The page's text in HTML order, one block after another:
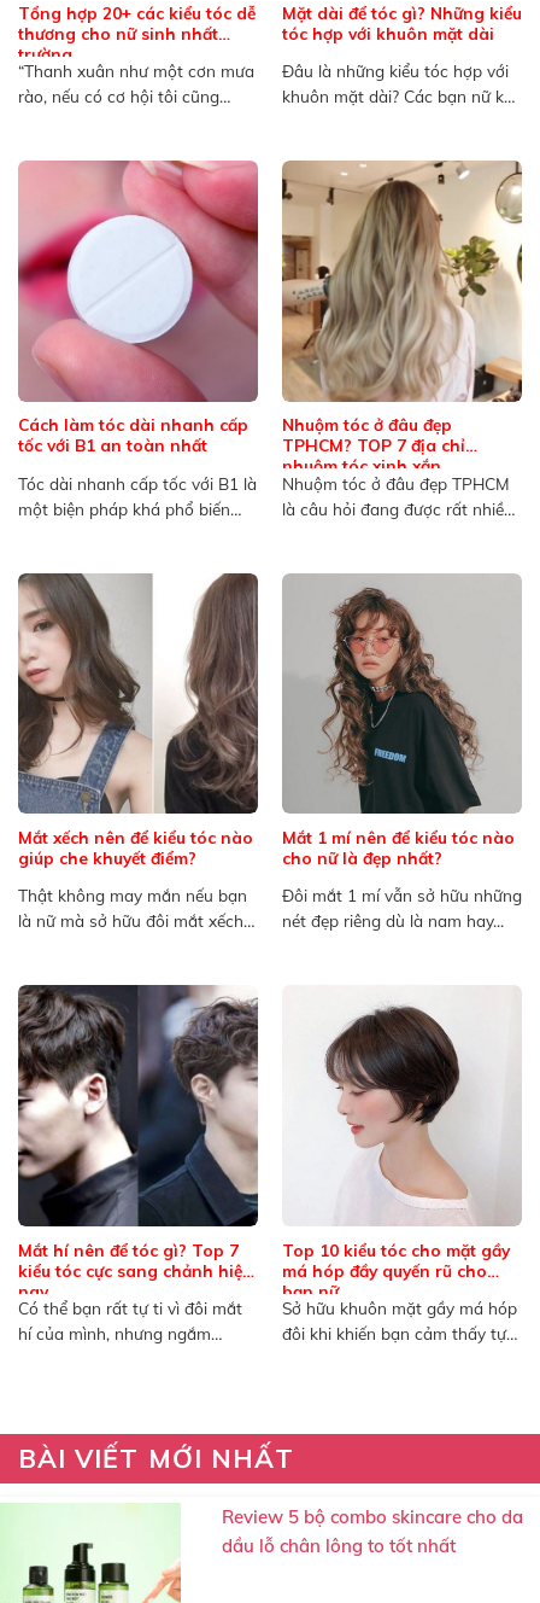
Tổng hợp 20+ các kiểu tóc dễ
thương cho nữ sinh nhất
trường
“Thanh xuân như một cơn mưa
rào, nếu có cơ hội tôi cũng
Mặt dài để tóc gì? Những kiểu
tóc hợp với khuôn mặt dài
Đâu là những kiểu tóc hợp với
khuôn mặt dài? Các bạn nữ khi
Cách làm tóc dài nhanh cấp
tốc với B1 an toàn nhất
Tóc dài nhanh cấp tốc với B1 là
một biện pháp khá phổ biến
Nhuộm tóc ở đâu đẹp
TPHCM? TOP 7 địa chỉ
nhuộm tóc xinh xắn
Nhuộm tóc ở đâu đẹp TPHCM
là câu hỏi đang được rất nhiều
Mắt xếch nên để kiểu tóc nào
giúp che khuyết điểm?
Thật không may mắn nếu bạn
là nữ mà sở hữu đôi mắt xếch
Mắt 1 mí nên để kiểu tóc nào
cho nữ là đẹp nhất?
Đôi mắt 1 mí vẫn sở hữu những
nét đẹp riêng dù là nam hay...
Mắt hí nên để tóc gì? Top 7
kiểu tóc cực sang chảnh hiện
nay
Có thể bạn rất tự ti vì đôi mắt
hí của mình, nhưng ngắm
Top 10 kiểu tóc cho mặt gầy
má hóp đầy quyến rũ cho
bạn nữ
Sở hữu khuôn mặt gầy má hóp
đôi khi khiến bạn cảm thấy tự
BÀI VIẾT MỚI NHẤT
Review 5 bộ combo skincare cho da
dầu lỗ chân lông to tốt nhất